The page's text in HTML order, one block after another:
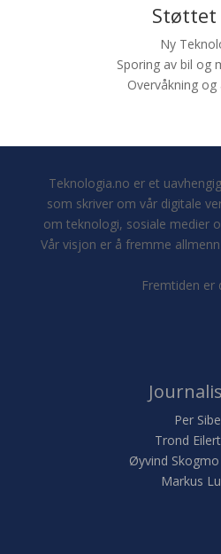
Støttet
Ny
Sporing av bil og
Overvåkning
Teknologia.no er et
som skriver om vår digitale
om teknologi, sosiale medier
Vår visjon er å fremme
Fremtiden er
Per Sibe
Trond
Øyvind
Markus